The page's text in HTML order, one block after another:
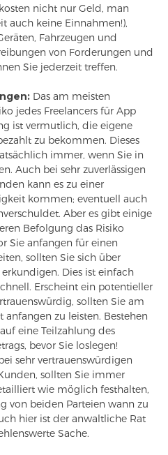
nicht nur Geld, man
auch keine Einnahmen!),
Fahrzeugen und
von Forderungen und
Sie jederzeit treffen.
Das am meisten
jedes Freelancers für App
ist vermutlich, die eigene
zu bekommen. Dieses
immer, wenn Sie in
Auch bei sehr zuverlässigen
kann es zu einer
kommen; eventuell auch
Aber es gibt einige
Befolgung das Risiko
Sie anfangen für einen
sollten Sie sich über
erkundigen. Dies ist einfach
Erscheint ein potentieller
sollten Sie am
anfangen zu leisten. Bestehen
eine Teilzahlung des
bevor Sie loslegen!
sehr vertrauenswürdigen
sollten Sie immer
wie möglich festhalten,
von beiden Parteien wann zu
hier ist der anwaltliche Rat
Sache.